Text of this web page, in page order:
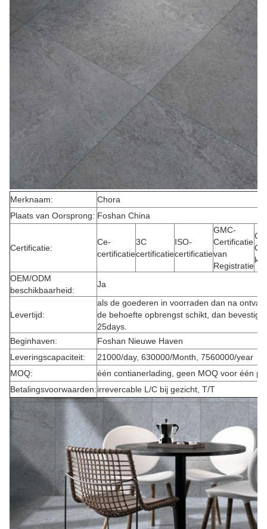
Merknaam:
Chora
Plaats van Oorsprong: Foshan China
Certificatie:
Ce-
certificatie
3C
certificatie
ISO-
certificatie
GMC-
Certificatie
van
Registratie
OEM/ODM
beschikbaarheid:
Ja
Levertijd:
als de goederen in voorraden dan na
de behoefte opbrengst schikt, dan
25days.
Beginhaven:
Foshan Nieuwe Haven
Leveringscapaciteit:
21000/day, 630000/Month, 7560000/year
MOQ:
één contianerlading, geen MOQ voor één
Betalingsvoorwaarden:irrevercable L/C bij gezicht, T/T